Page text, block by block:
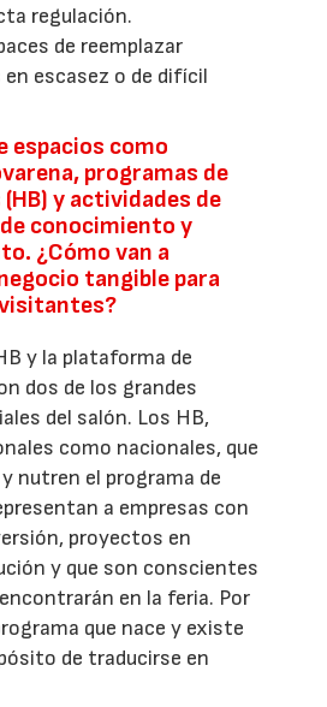
regulación.
de reemplazar
escasez o de difícil
espacios como
programas de
y actividades de
conocimiento y
¿Cómo van a
tangible para
y la plataforma de
dos de los grandes
del salón. Los HB,
como nacionales, que
nutren el programa de
a empresas con
proyectos en
y que son conscientes
en la feria. Por
que nace y existe
de traducirse en